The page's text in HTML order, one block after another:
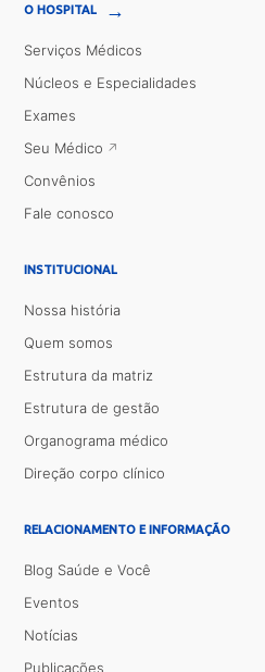
O HOSPITAL →
Serviços Médicos
Núcleos e Especialidades
Exames
Seu Médico
Convênios
Fale conosco
INSTITUCIONAL
Nossa história
Quem somos
Estrutura da matriz
Estrutura de gestão
Organograma médico
Direção corpo clínico
RELACIONAMENTO E INFORMAÇÃO
Blog Saúde e Você
Eventos
Notícias
Publicações